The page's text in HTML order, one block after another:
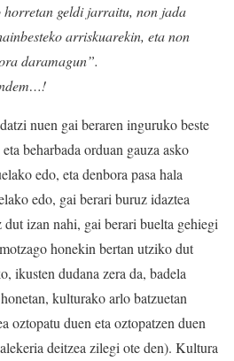
horretan geldi jarraitu, non jada
arriskuarekin, eta non
daramagun”.
nuen gai beraren inguruko beste
beharbada orduan gauza asko
edo, eta denbora pasa hala
edo, gai berari buruz idaztea
dut izan nahi, gai berari buelta gehiegi
honekin bertan utziko dut
ikusten dudana zera da, badela
kulturako arlo batzuetan
oztopatu duen eta oztopatzen duen
deitzea zilegi ote den). Kultura